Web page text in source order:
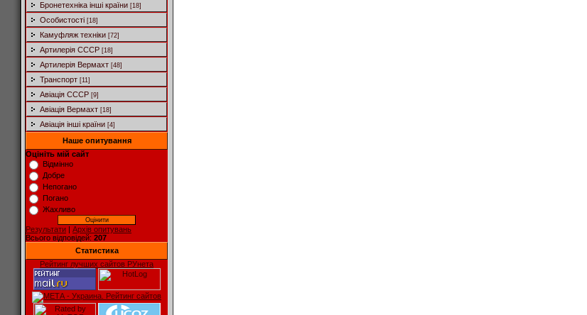
Бронетехніка інші країни [18]
Особистості [18]
Камуфляж техніки [72]
Артилерія СССР [18]
Артилерія Вермахт [48]
Транспорт [11]
Авіація СССР [9]
Авіація Вермахт [18]
Авіація інші країни [4]
Наше опитування
Оцініть мій сайт
Відмінно
Добре
Непогано
Погано
Жахливо
Результати | Архів опитувань
Всього відповідей: 207
Статистика
Рейтинг лучших сайтов РУнета